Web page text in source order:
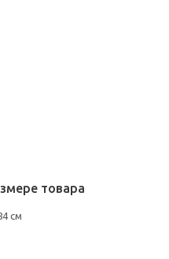
товара
см